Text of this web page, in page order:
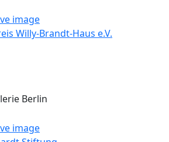
Willy-Brandt-Haus e.V.
Berlin